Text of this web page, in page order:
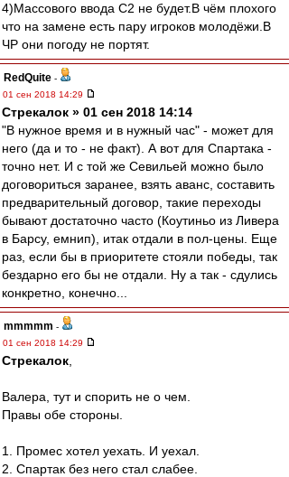
4)Массового ввода С2 не будет.В чём плохого
что на замене есть пару игроков молодёжи.В
ЧР они погоду не портят.
RedQuite -
01 сен 2018 14:29
Стрекалок » 01 сен 2018 14:14
"В нужное время и в нужный час" - может для
него (да и то - не факт). А вот для Спартака -
точно нет. И с той же Севильей можно было
договориться заранее, взять аванс, составить
предварительный договор, такие переходы
бывают достаточно часто (Коутиньо из Ливера
в Барсу, емнип), итак отдали в пол-цены. Еще
раз, если бы в приоритете стояли победы, так
бездарно его бы не отдали. Ну а так - сдулись
конкретно, конечно...
mmmmm -
01 сен 2018 14:29
Стрекалок
Валера, тут и спорить не о чем.
Правы обе стороны.
1. Промес хотел уехать. И уехал.
2. Спартак без него стал слабее.